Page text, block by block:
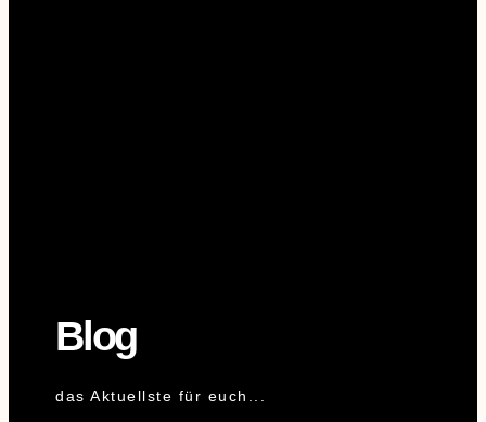
Blog
das Aktuellste für euch...